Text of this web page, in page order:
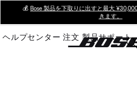
Main
💰 Bose 製品を下取りに出すと最大
きます。
ヘルプセンター 注文 製品サポート